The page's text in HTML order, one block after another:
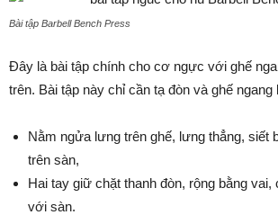
Bài tập Barbell Bench Press
Đây là bài tập chính cho cơ ngực với ghế
trên. Bài tập này chỉ cần tạ đòn và ghế ngang
Nằm ngửa lưng trên ghế, lưng thẳng, siết
trên sàn,
Hai tay giữ chặt thanh đòn, rộng bằng vai,
với sàn.